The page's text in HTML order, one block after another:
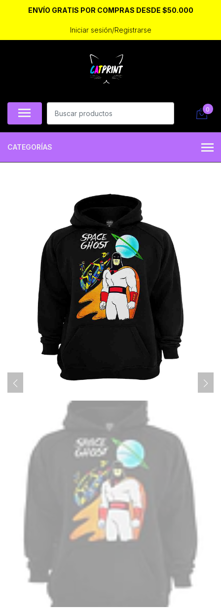
ENVÍO GRATIS POR COMPRAS DESDE $50.000
Iniciar sesión/Registrarse
0
CATEGORÍAS